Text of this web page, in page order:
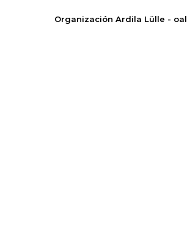
Organización Ardila Lülle -